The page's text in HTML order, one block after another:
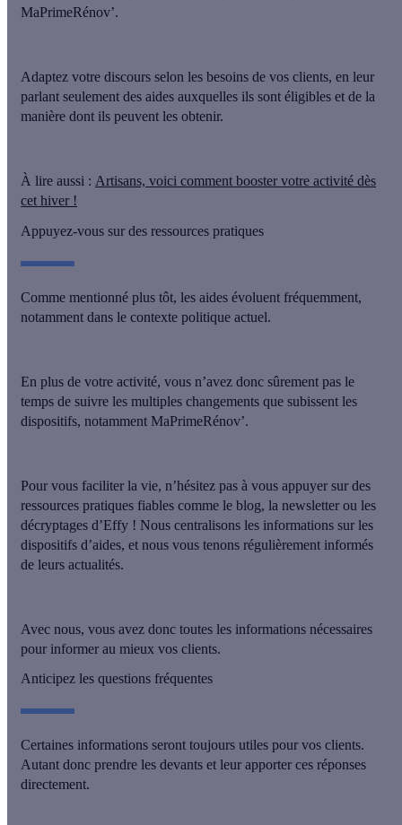
MaPrimeRénov’.
Adaptez votre discours selon les besoins de vos clients, en leur
parlant seulement des aides auxquelles ils sont éligibles et de la
manière dont ils peuvent les obtenir.
À lire aussi : Artisans, voici comment booster votre activité dès
cet hiver !
Appuyez-vous sur des ressources pratiques
Comme mentionné plus tôt, les aides évoluent fréquemment,
notamment dans le contexte politique actuel.
En plus de votre activité, vous n’avez donc sûrement pas le
temps de suivre les multiples changements que subissent les
dispositifs, notamment MaPrimeRénov’.
Pour vous faciliter la vie, n’hésitez pas à vous appuyer sur des
ressources pratiques fiables comme le blog, la newsletter ou les
décryptages d’Effy ! Nous centralisons les informations sur les
dispositifs d’aides, et nous vous tenons régulièrement informés
de leurs actualités.
Avec nous, vous avez donc toutes les informations nécessaires
pour informer au mieux vos clients.
Anticipez les questions fréquentes
Certaines informations seront toujours utiles pour vos clients.
Autant donc prendre les devants et leur apporter ces réponses
directement.